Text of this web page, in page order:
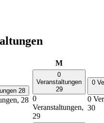
MMittwoch
28
28
0
Veranstaltungen
29
0
Veranstaltungen,
29
0
0
30